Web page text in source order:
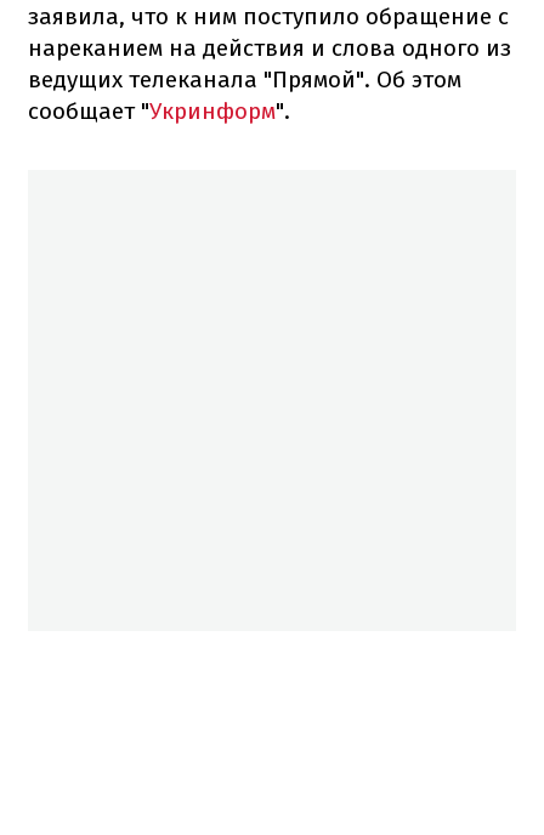
заявила, что к ним поступило обращение с
нареканием на действия и слова одного из
ведущих телеканала "Прямой". Об этом
сообщает "Укринформ".